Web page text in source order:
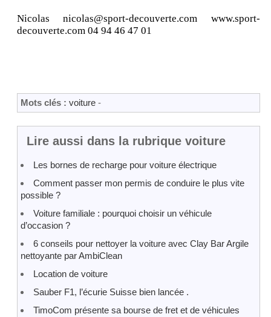
Nicolas nicolas@sport-decouverte.com www.sport-
decouverte.com 04 94 46 47 01
Mots clés : voiture -
Lire aussi dans la rubrique voiture
Les bornes de recharge pour voiture électrique
Comment passer mon permis de conduire le plus vite
possible ?
Voiture familiale : pourquoi choisir un véhicule
d’occasion ?
6 conseils pour nettoyer la voiture avec Clay Bar Argile
nettoyante par AmbiClean
Location de voiture
Sauber F1, l’écurie Suisse bien lancée .
TimoCom présente sa bourse de fret et de véhicules